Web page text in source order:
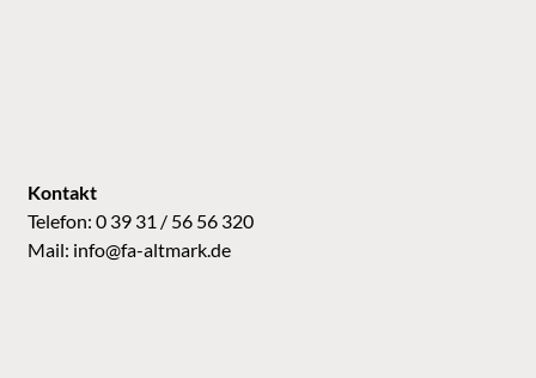
Kontakt
Telefon: 0 39 31 / 56 56 320
Mail: info@fa-altmark.de